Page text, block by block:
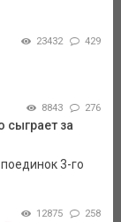
23432 429
8843 276
сыграет за
3-го
12875 258